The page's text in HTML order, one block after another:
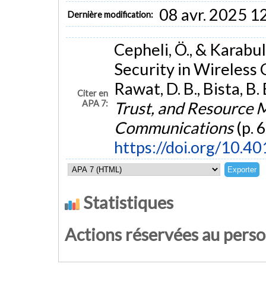
Dernière modification: 08 avr. 2025
Citer en
APA 7:
Cepheli, Ö., &
Security in Wireless
Rawat, D. B., Bista,
Trust, and Resource
Communications(p.
https://doi.org/
Statistiques
Actions réservées au